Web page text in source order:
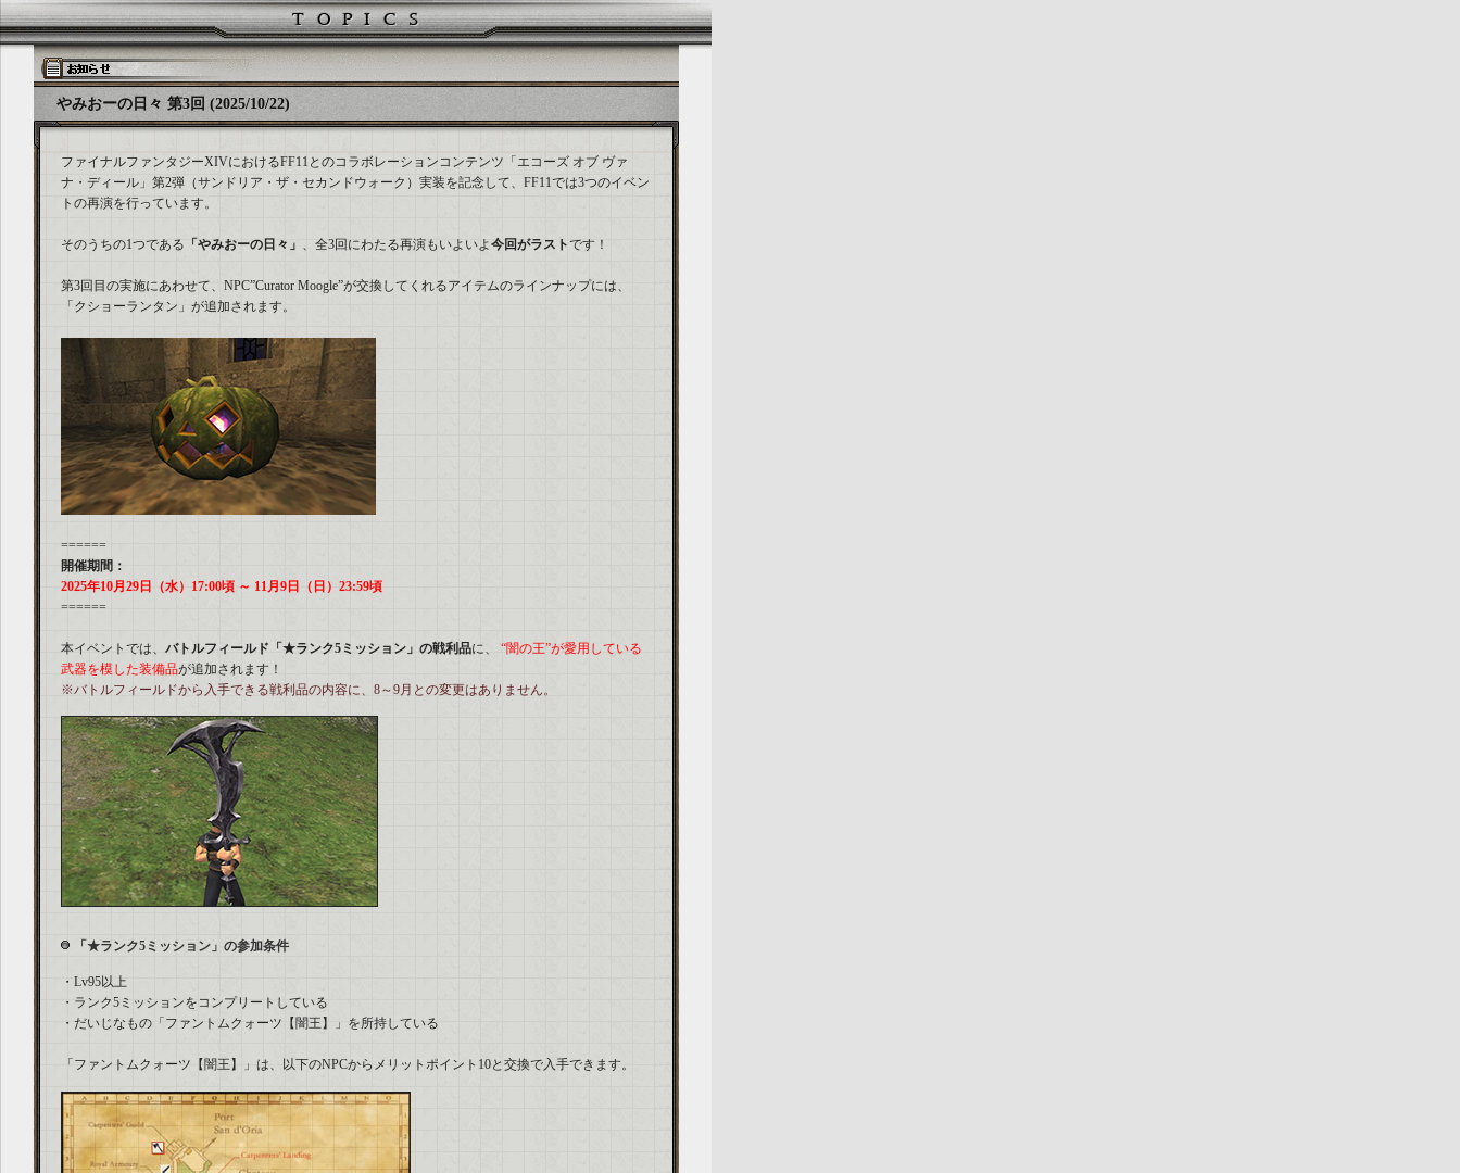
やみおーの日々 第3回 (2025/10/22)
ファイナルファンタジーXIVにおけるFF11とのコラボレーションコンテンツ「エコーズ オブ ヴァ
ナ・ディール」第2弾（サンドリア・ザ・セカンドウォーク）実装を記念して、FF11では3つのイベン
トの再演を行っています。
そのうちの1つである 「やみおーの日々」 、全3回にわたる再演もいよいよ今回がラストです！
第3回目の実施にあわせて、NPC”Curator Moogle”が交換してくれるアイテムのラインナップには、
「クショーランタン」が追加されます。
======
開催期間：
2025年10月29日（水）17:00頃 ～ 11月9日（日）23:59頃
======
本イベントでは、 バトルフィールド「★ランク5ミッション」の戦利品に、
“闇の王”が愛用している
武器を模した装備品が追加されます！
※バトルフィールドから入手できる戦利品の内容に、8～9月との変更はありません。
「★ランク5ミッション」の参加条件
・Lv95以上
・ランク5ミッションをコンプリートしている
・だいじなもの「ファントムクォーツ【闇王】」を所持している
「ファントムクォーツ【闇王】」は、以下のNPCからメリットポイント10と交換で入手できます。